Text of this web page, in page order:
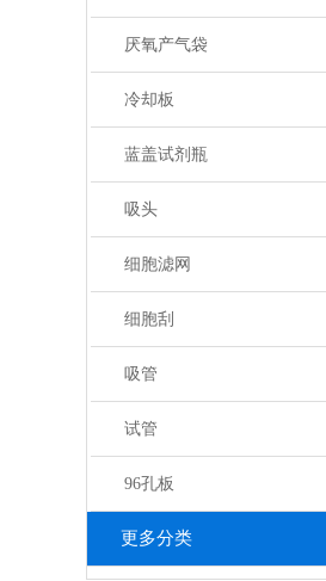
厌氧产气袋
冷却板
蓝盖试剂瓶
吸头
细胞滤网
细胞刮
吸管
试管
96孔板
更多分类